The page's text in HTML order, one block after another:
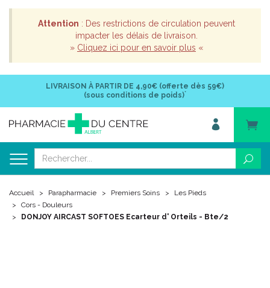
Attention : Des restrictions de circulation peuvent
impacter les délais de livraison.
» Cliquez ici pour en savoir plus «
LIVRAISON À PARTIR DE 4,90€ (offerte dès 59€)
(sous conditions de poids)*
Accueil Parapharmacie Premiers Soins
Les Pieds
Cors - Douleurs
DONJOY AIRCAST SOFTOES Ecarteur d' Orteils - Bte/2